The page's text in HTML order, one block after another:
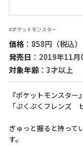
#ポケットモンスター
価格：858円（税込）
発売日 ：2019年11月
対象年齢：3才以上
『ポケットモンスター
「ぷくぷくフレンズ
ぎゅっと握ると持って
す。